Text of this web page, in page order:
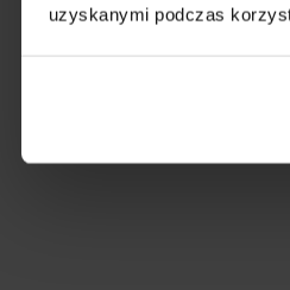
uzyskanymi podczas